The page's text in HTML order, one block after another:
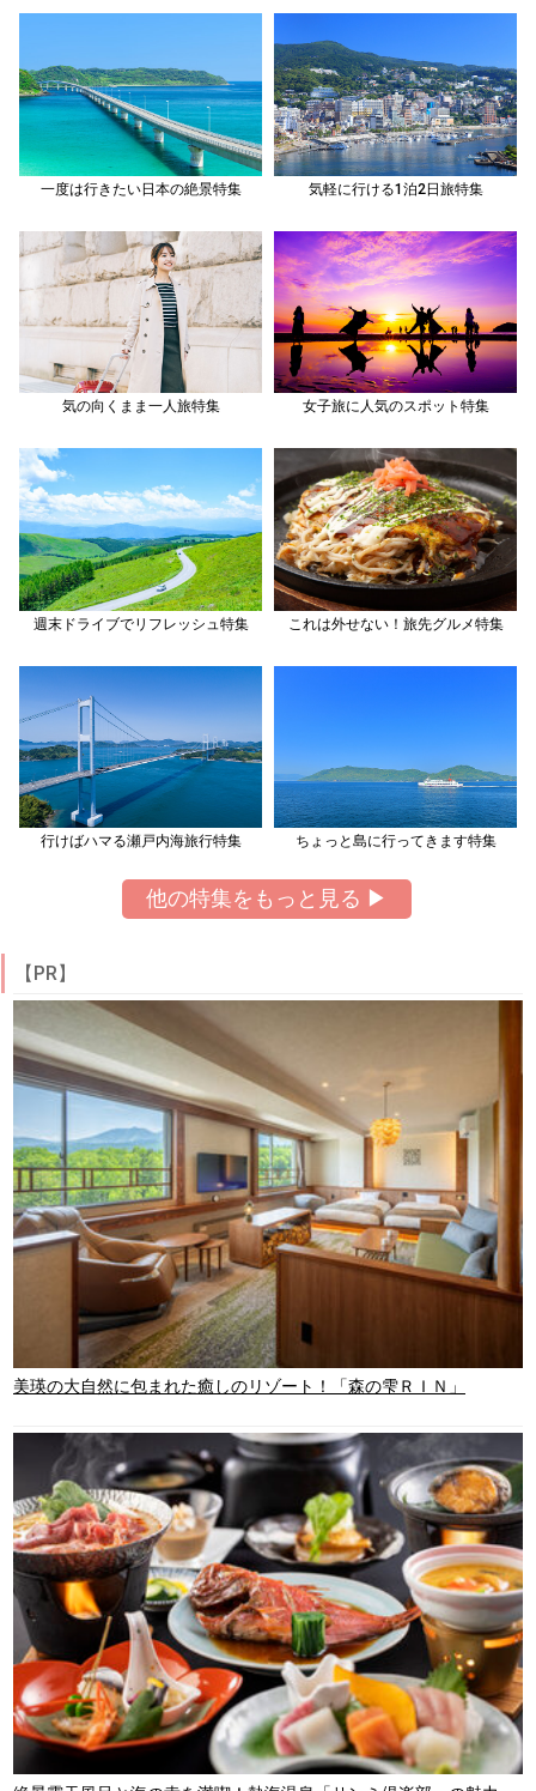
一度は行きたい日本の絶景特集 気軽に行ける1泊2日旅特集
気の向くまま一人旅特集 女子旅に人気のスポット特集
週末ドライブでリフレッシュ特集 これは外せない！旅先グルメ特集
行けばハマる瀬戸内海旅行特集 ちょっと島に行ってきます特集
他の特集をもっと見る ▶
【PR】
美瑛の大自然に包まれた癒しのリゾート！「森の雫ＲＩＮ」